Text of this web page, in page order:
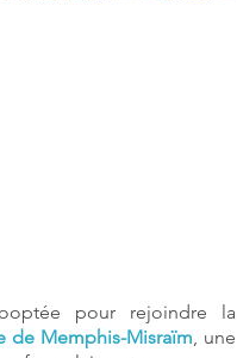
pour rejoindre la
de Memphis-Misraïm , une